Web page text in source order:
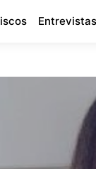
Entrevistas